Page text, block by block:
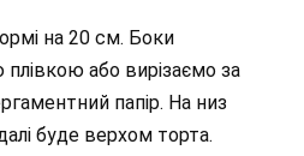
на 20 см. Боки
або вирізаємо за
папір. На низ
буде верхом торта.